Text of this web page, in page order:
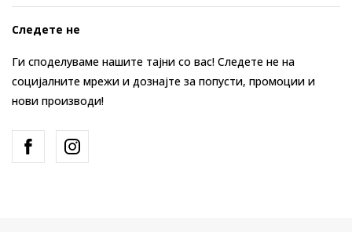
Следете не
Ги споделуваме нашите тајни со вас! Следете не на
социјалните мрежи и дознајте за попусти, промоции и
нови производи!